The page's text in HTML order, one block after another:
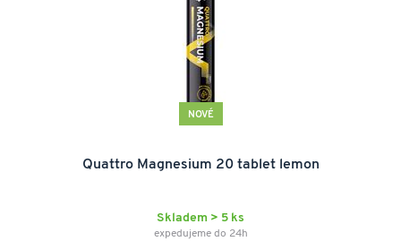
NOVÉ
Quattro Magnesium 20 tablet lemon
Skladem > 5 ks
expedujeme do 24h